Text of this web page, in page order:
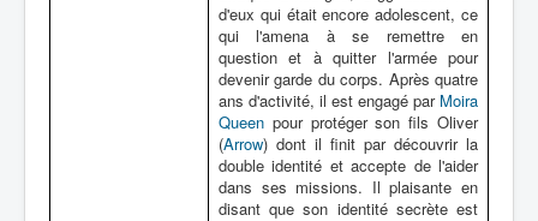
d'eux qui était encore adolescent, ce
qui l'amena à se remettre en
question et à quitter l'armée pour
devenir garde du corps. Après quatre
ans d'activité, il est engagé par Moira
Queen pour protéger son fils Oliver
(Arrow) dont il finit par découvrir la
double identité et accepte de l'aider
dans ses missions. Il plaisante en
disant que son identité secrète est